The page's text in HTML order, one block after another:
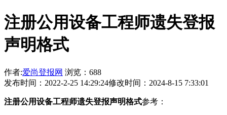
注册公用设备工程师遗失登报
声明格式
作者:爱尚登报网 浏览：688
发布时间：2022-2-25 14:29:24修改时间：2024-8-15 7:33:01
注册公用设备工程师遗失登报声明格式参考：